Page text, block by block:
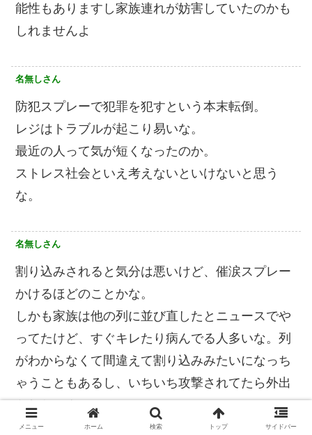
能性もありますし家族連れが妨害していたのかも
しれませんよ
名無しさん
防犯スプレーで犯罪を犯すという本末転倒。
レジはトラブルが起こり易いな。
最近の人って気が短くなったのか。
ストレス社会といえ考えないといけないと思う
な。
名無しさん
割り込みされると気分は悪いけど、催涙スプレー
かけるほどのことかな。
しかも家族は他の列に並び直したとニュースでや
ってたけど、すぐキレたり病んでる人多いな。列
がわからなくて間違えて割り込みみたいになっち
ゃうこともあるし、いちいち攻撃されてたら外出
られないよ。
メニュー ホーム 検索 トップ サイドバー